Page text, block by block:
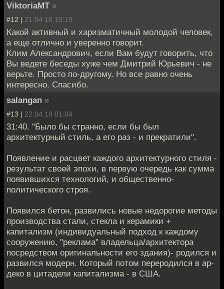
ViktoriaMT »
#12 | 21.04.18 19:19
Какой активный и харизматичный молодой человек,
а еще отлично и уверенно говорит.
Клим Александрович, если Вам будут говорить, что
Вы ведете беседы хуже чем Дмитрий Юрьевич - не
верьте. Просто по-другому. Но все равно очень
интересно. Спасибо.
salangan »
#13 | 22.04.18 01:04
31:40. "Было бы странно, если бы был
архитектурный стиль, а его раз - и прекратили".
Появление и расцвет каждого архитектурного стиля -
результат своей эпохи, в первую очередь как сумма
появившихся технологий, и общественно-
политического строя.
Появился бетон, развились новые недорогие методы
производства стали, стекла и керамики +
капитализм (индивидуальный подход к каждому
сооружению, "реклама" владельца/архитектора
посредством оригинальности его здания)- родился и
развился модерн. Который потом переродился в ар-
деко в цитадели капитализма - в США.